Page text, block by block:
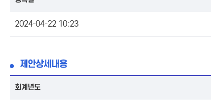
2024-04-22 10:23
제안상세내용
회계년도